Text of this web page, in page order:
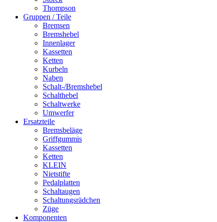
Thompson
Gruppen / Teile
Bremsen
Bremshebel
Innenlager
Kassetten
Ketten
Kurbeln
Naben
Schalt-/Bremshebel
Schalthebel
Schaltwerke
Umwerfer
Ersatzteile
Bremsbeläge
Griffgummis
Kassetten
Ketten
KLEIN
Nietstifte
Pedalplatten
Schaltaugen
Schaltungsrädchen
Züge
Komponenten